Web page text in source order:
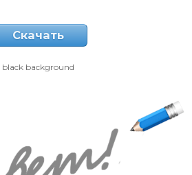
Скачать
black background